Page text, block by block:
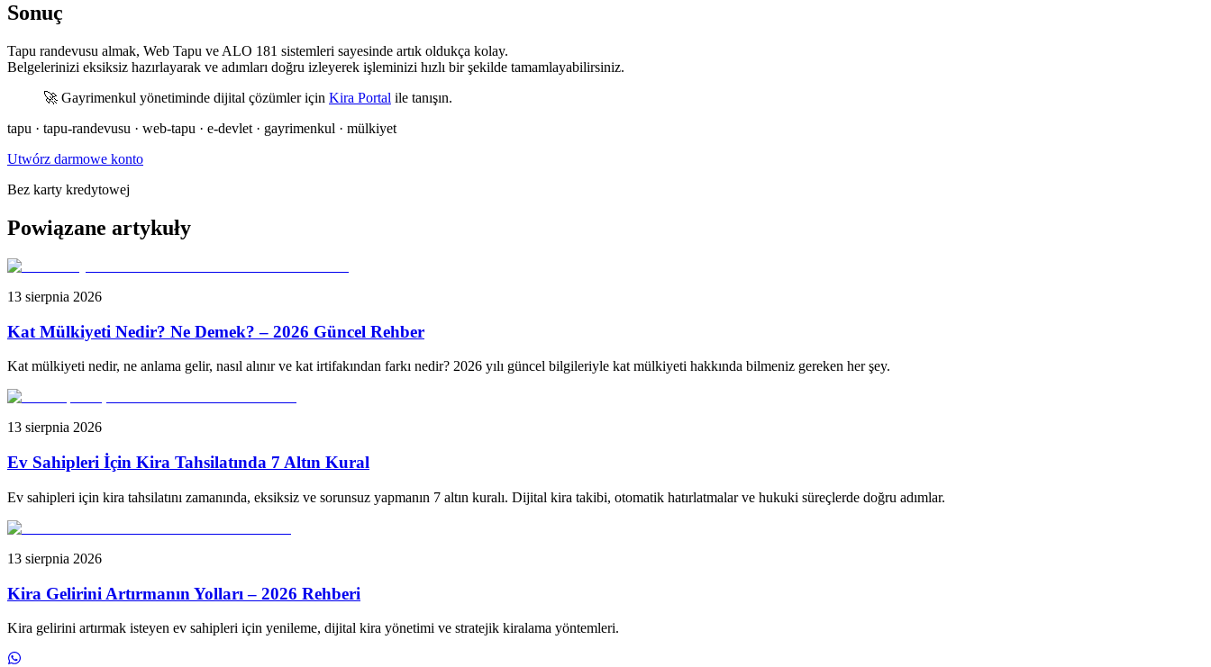
Sonuç
Tapu randevusu almak, Web Tapu ve ALO 181 sistemleri sayesinde artık oldukça kolay.
Belgelerinizi eksiksiz hazırlayarak ve adımları doğru izleyerek işleminizi hızlı bir şekilde tamamlayabilirsiniz.
🚀 Gayrimenkul yönetiminde dijital çözümler için Kira Portal ile tanışın.
tapu · tapu-randevusu · web-tapu · e-devlet · gayrimenkul · mülkiyet
Utwórz darmowe konto
Bez karty kredytowej
Powiązane artykuły
13 sierpnia 2026
Kat Mülkiyeti Nedir? Ne Demek? – 2026 Güncel Rehber
Kat mülkiyeti nedir, ne anlama gelir, nasıl alınır ve kat irtifakından farkı nedir? 2026 yılı güncel bilgileriyle kat mülkiyeti hakkında bilmeniz gereken her şey.
13 sierpnia 2026
Ev Sahipleri İçin Kira Tahsilatında 7 Altın Kural
Ev sahipleri için kira tahsilatını zamanında, eksiksiz ve sorunsuz yapmanın 7 altın kuralı. Dijital kira takibi, otomatik hatırlatmalar ve hukuki süreçlerde doğru adımlar.
13 sierpnia 2026
Kira Gelirini Artırmanın Yolları – 2026 Rehberi
Kira gelirini artırmak isteyen ev sahipleri için yenileme, dijital kira yönetimi ve stratejik kiralama yöntemleri.